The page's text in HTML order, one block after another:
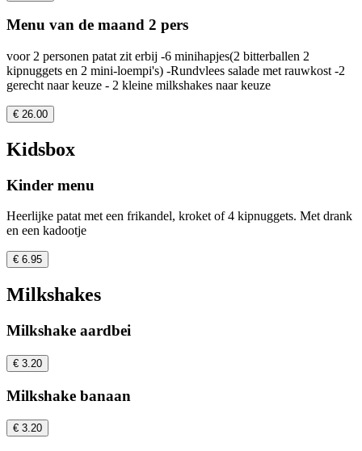
Menu van de maand 2 pers
voor 2 personen patat zit erbij -6 minihapjes(2 bitterballen 2
kipnuggets en 2 mini-loempi's) -Rundvlees salade met rauwkost -2
gerecht naar keuze - 2 kleine milkshakes naar keuze
€ 26.00
Kidsbox
Kinder menu
Heerlijke patat met een frikandel, kroket of 4 kipnuggets. Met drank
en een kadootje
€ 6.95
Milkshakes
Milkshake aardbei
€ 3.20
Milkshake banaan
€ 3.20